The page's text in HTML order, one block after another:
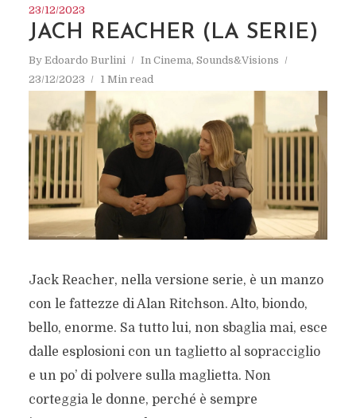
23/12/2023
JACH REACHER (LA SERIE)
By Edoardo Burlini In Cinema, Sounds&Visions
23/12/2023
1 Min read
Jack Reacher, nella versione serie, è un manzo
con le fattezze di Alan Ritchson. Alto, biondo,
bello, enorme. Sa tutto lui, non sbaglia mai, esce
dalle esplosioni con un taglietto al sopracciglio
e un po’ di polvere sulla maglietta. Non
corteggia le donne, perché è sempre